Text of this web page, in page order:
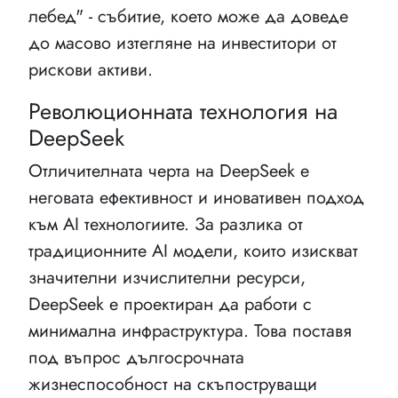
лебед" - събитие, което може да доведе
до масово изтегляне на инвеститори от
рискови активи.
Революционната технология на
DeepSeek
Отличителната черта на DeepSeek е
неговата ефективност и иновативен подход
към AI технологиите. За разлика от
традиционните AI модели, които изискват
значителни изчислителни ресурси,
DeepSeek е проектиран да работи с
минимална инфраструктура. Това поставя
под въпрос дългосрочната
жизнеспособност на скъпоструващи